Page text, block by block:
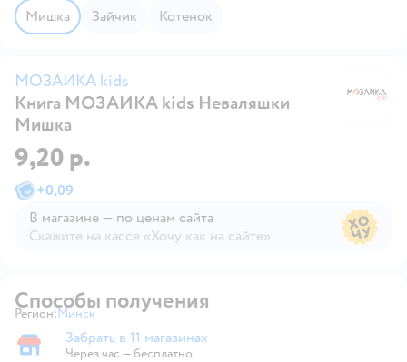
Мишка
Зайчик Котенок
МОЗАИКА kids
Книга МОЗАИКА kids Неваляшки
Мишка
9,20 р.
+0,09
В магазине — по ценам сайта
Скажите на кассе «Хочу как на сайте»
Способы получения
Регион: Выбор адреса доставки.
Минск
Забрать в магазине
Забрать в 11 магазинах
Через час — бесплатно